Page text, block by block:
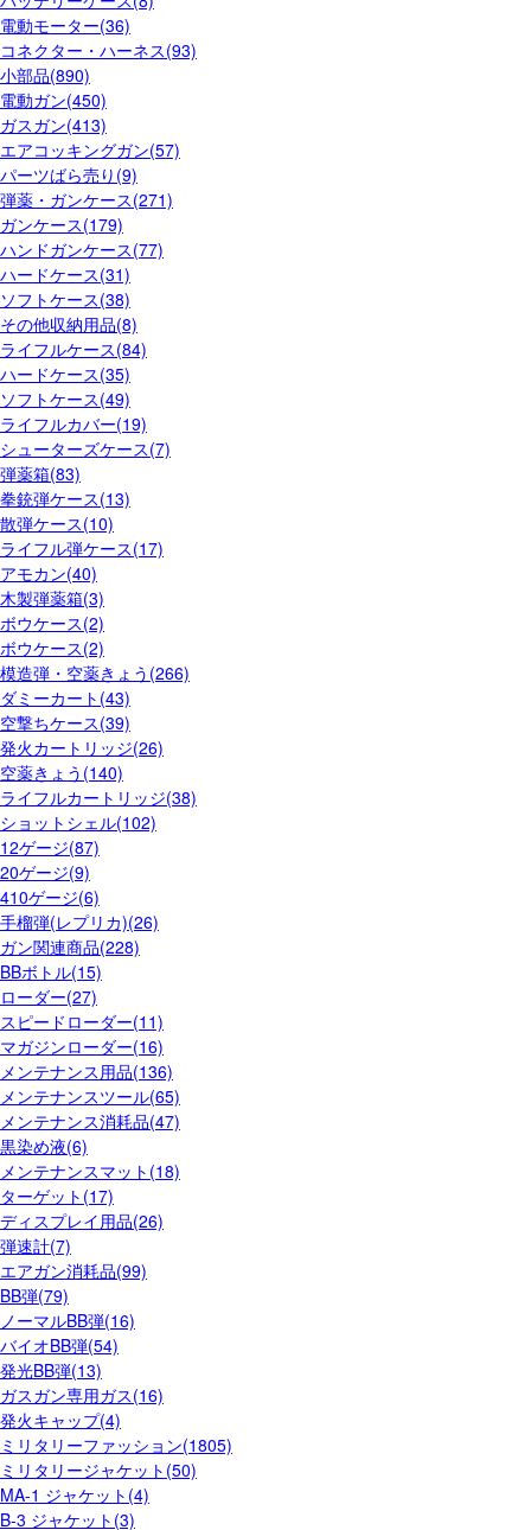
電動モーター(36)
コネクター・ハーネス(93)
小部品(890)
電動ガン(450)
ガスガン(413)
エアコッキングガン(57)
パーツばら売り(9)
弾薬・ガンケース(271)
ガンケース(179)
ハンドガンケース(77)
ハードケース(31)
ソフトケース(38)
その他収納用品(8)
ライフルケース(84)
ハードケース(35)
ソフトケース(49)
ライフルカバー(19)
シューターズケース(7)
弾薬箱(83)
拳銃弾ケース(13)
散弾ケース(10)
ライフル弾ケース(17)
アモカン(40)
木製弾薬箱(3)
ボウケース(2)
ボウケース(2)
模造弾・空薬きょう(266)
ダミーカート(43)
空撃ちケース(39)
発火カートリッジ(26)
空薬きょう(140)
ライフルカートリッジ(38)
ショットシェル(102)
12ゲージ(87)
20ゲージ(9)
410ゲージ(6)
手榴弾(レプリカ)(26)
ガン関連商品(228)
BBボトル(15)
ローダー(27)
スピードローダー(11)
マガジンローダー(16)
メンテナンス用品(136)
メンテナンスツール(65)
メンテナンス消耗品(47)
黒染め液(6)
メンテナンスマット(18)
ターゲット(17)
ディスプレイ用品(26)
弾速計(7)
エアガン消耗品(99)
BB弾(79)
ノーマルBB弾(16)
バイオBB弾(54)
発光BB弾(13)
ガスガン専用ガス(16)
発火キャップ(4)
ミリタリーファッション(1805)
ミリタリージャケット(50)
MA-1 ジャケット(4)
B-3 ジャケット(3)